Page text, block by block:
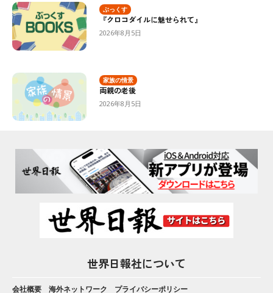
ぶっくす
『クロコダイルに魅せられて』
2026年8月5日
家族の情景
両親の老後
2026年8月5日
世界日報社について
会社概要 海外ネットワーク プライバシーポリシー